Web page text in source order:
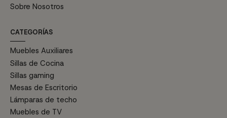
Sobre Nosotros
CATEGORÍAS
Muebles Auxiliares
Sillas de Cocina
Sillas gaming
Mesas de Escritorio
Lámparas de techo
Muebles de TV